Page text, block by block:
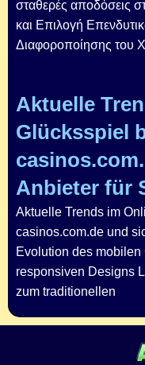
σταθερές αποδόσεις
και Επιλογή
Διαφοροποίησης του
Aktuelle
Glücksspiel
Anbieter für
Aktuelle Trends im
casinos.com.de und
Evolution des
responsiven Designs
zum traditionellen